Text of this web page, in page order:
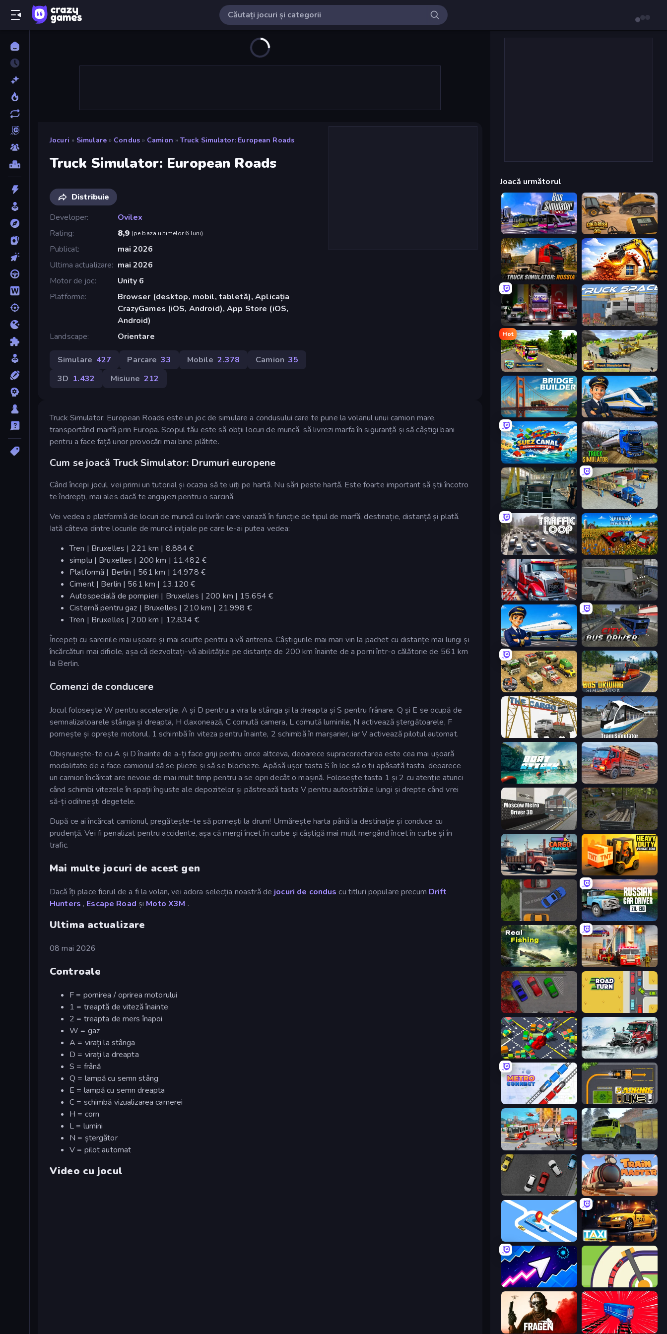
Jocuri » Simulare » Condus » Camion » Truck Simulator: European Roads
Truck Simulator: European Roads
Distribuie
Developer
Ovilex
Rating
8,9 (pe baza ultimelor 6 luni)
Publicat
mai 2026
Ultima actualizare
mai 2026
Motor de joc
Unity 6
Platforme
Browser (desktop, mobil, tabletă), Aplicația
CrazyGames (iOS, Android), App Store (iOS,
Android)
Landscape
Orientare
Simulare 427 Parcare 33 Mobile 2.378 Camion 35
3D 1.432 Misiune 212
Truck Simulator: European Roads este un joc de simulare a condusului care te pune la volanul unui camion mare,
transportând marfă prin Europa. Scopul tău este să obții locuri de muncă, să livrezi marfa în siguranță și să câștigi bani
pentru a face față unor provocări mai bine plătite.
Cum se joacă Truck Simulator: Drumuri europene
Când începi jocul, vei primi un tutorial și ocazia să te uiți pe hartă. Nu sări peste hartă. Este foarte important să știi încotro
te îndrepți, mai ales dacă te angajezi pentru o sarcină.
Vei vedea o platformă de locuri de muncă cu livrări care variază în funcție de tipul de marfă, destinație, distanță și plată.
Iată câteva dintre locurile de muncă inițiale pe care le-ai putea vedea:
Tren | Bruxelles | 221 km | 8.884 €
simplu | Bruxelles | 200 km | 11.482 €
Platformă | Berlin | 561 km | 14.978 €
Ciment | Berlin | 561 km | 13.120 €
Autospecială de pompieri | Bruxelles | 200 km | 15.654 €
Cisternă pentru gaz | Bruxelles | 210 km | 21.998 €
Tren | Bruxelles | 200 km | 12.834 €
Începeți cu sarcinile mai ușoare și mai scurte pentru a vă antrena. Câștigurile mai mari vin la pachet cu distanțe mai lungi și
încărcături mai dificile, așa că dezvoltați-vă abilitățile pe distanțe de 200 km înainte de a porni într-o călătorie de 561 km
la Berlin.
Comenzi de conducere
Jocul folosește W pentru accelerație, A și D pentru a vira la stânga și la dreapta și S pentru frânare. Q și E se ocupă de
semnalizatoarele stânga și dreapta, H claxonează, C comută camera, L comută luminile, N activează ștergătoarele, F
pornește și oprește motorul, 1 schimbă în viteza pentru înainte, 2 schimbă în marșarier, iar V activează pilotul automat.
Obișnuiește-te cu A și D înainte de a-ți face griji pentru orice altceva, deoarece supracorectarea este cea mai ușoară
modalitate de a face camionul să se plieze și să se blocheze. Apăsă ușor tasta S în loc să o ții apăsată tasta, deoarece
un camion încărcat are nevoie de mai mult timp pentru a se opri decât o mașină. Folosește tasta 1 și 2 cu atenție atunci
când schimbi vitezele în spații înguste ale depozitelor și păstrează tasta V pentru autostrăzile lungi și drepte când vrei
să-ți odihnești degetele.
După ce ai încărcat camionul, pregătește-te să pornești la drum! Urmărește harta până la destinație și conduce cu
prudență. Vei fi penalizat pentru accidente, așa că mergi încet în curbe și câștigă mai mult mergând încet în curbe și în
trafic.
Mai multe jocuri de acest gen
Dacă îți place fiorul de a fi la volan, vei adora selecția noastră de jocuri de condus cu titluri populare precum Drift
Hunters , Escape Road și Moto X3M .
Ultima actualizare
08 mai 2026
Controale
F = pornirea / oprirea motorului
1 = treaptă de viteză înainte
2 = treapta de mers înapoi
W = gaz
A = virați la stânga
D = virați la dreapta
S = frână
Q = lampă cu semn stâng
E = lampă cu semn dreapta
C = schimbă vizualizarea camerei
H = corn
L = lumini
N = ștergător
V = pilot automat
Video cu jocul
Joacă următorul
Bus Simulator: EVO Gold Rush: Gold Simulator 3D
Truck Simulator: Russia City Constructor
Big Euro Truck Driving Truck Space
Hot
Bus Simulator Real Truck Simulator Real
Bridge Builder Idle Train Empire Tycoon
Suez Canal Training Simulator Truck Driving Simulator Game
Kamaz Truck Driver Offroad Cargo Transport Truck
Traffic Loop Field Master
Just Park It 12 Russian Kamaz Truck Driver
Idle Airport Tycoon City Bus Driver
Euro Truck Driving Simulator 2025 Bus Driving Simulator
The Cargo Tram Simulator
Boat Attack Cargo Truck Driver Simulator
Russian Delivery Club Baikal
Cargo Truck Parking
Parking Space Russian Car Driver ZIL 130
Real Fishing Simulator Fire Truck Driving School
OK Parking
Slightly Annoying Traffic Snow Plow Truck
Metro Connect Parking Line
Fireman 2024 Taiga Car Driver
Time to Park Train Master
Drive Taxi Taxi Driver: Master
Space Waves Crazy Train Snake
Fragen Train Drift